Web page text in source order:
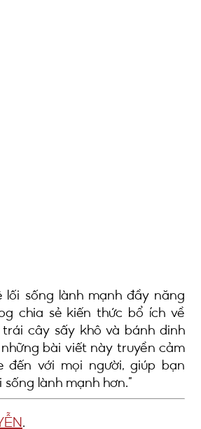
lối sống lành mạnh đầy năng
chia sẻ kiến thức bổ ích về
trái cây sấy khô và bánh dinh
bài viết này truyền cảm
đến với mọi người, giúp bạn
lành mạnh hơn.